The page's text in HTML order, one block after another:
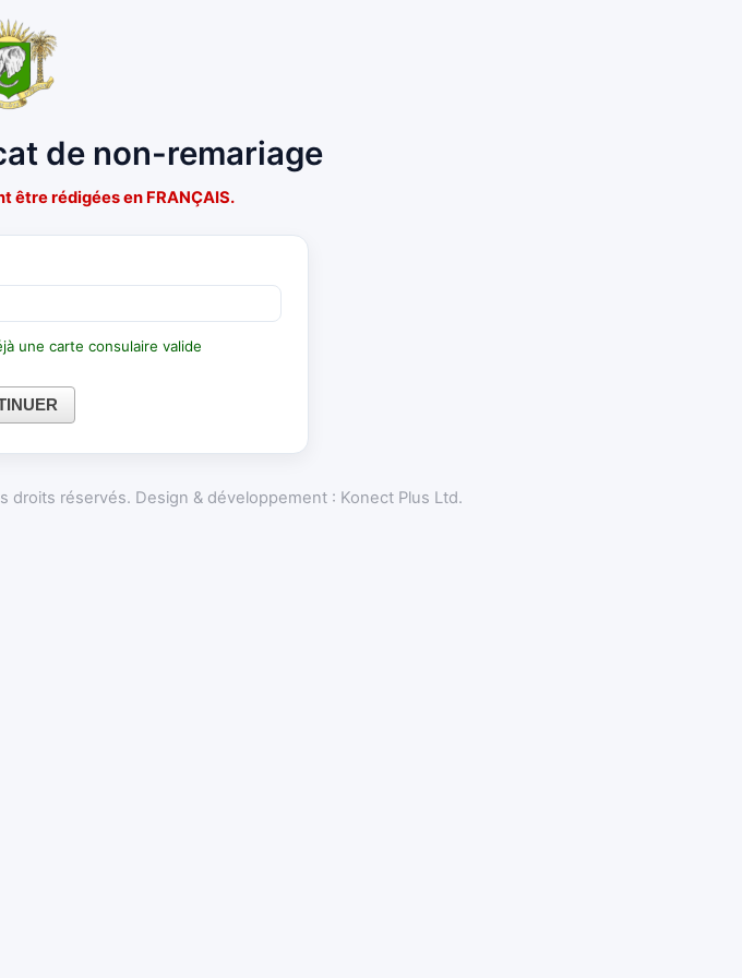
de non-remariage
être rédigées en FRANÇAIS.
une carte consulaire valide
droits réservés. Design & développement : Konect Plus Ltd.